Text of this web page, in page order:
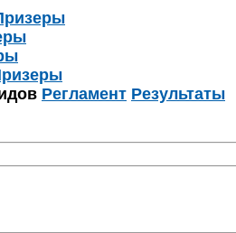
Регламент Результаты